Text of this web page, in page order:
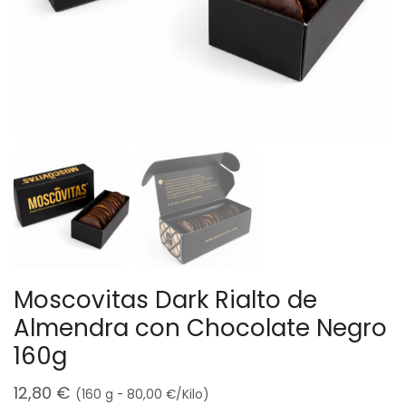
Moscovitas Dark Rialto de
Almendra con Chocolate Negro
160g
12,80 € (160 g - 80,00 €/Kilo)